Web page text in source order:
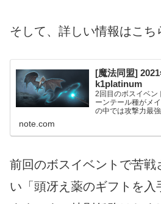
そして、詳しい情報はこち
[魔法同盟]
k1platinum
2回目のボスイベン
ーンテール種がメ
の中では攻撃力最
は、魔法使いレベ
note.com
前回のボスイベントで苦戦
い「頭冴え薬のギフトを入